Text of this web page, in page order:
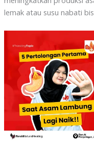
lemak atau susu nabati